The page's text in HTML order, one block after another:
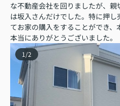
な不動産会社を回りましたが、
は坂入さんだけでした。特に押
てお家の購入をすることができ、
本当にありがとうございました。
1 /2